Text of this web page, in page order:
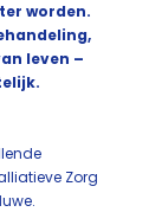
worden.
leven –
Zorg